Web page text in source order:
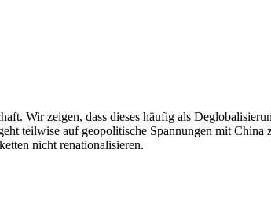
Wir zeigen, dass dieses häufig als
teilwise auf geopolitische Spannungen mit
nicht renationalisieren.